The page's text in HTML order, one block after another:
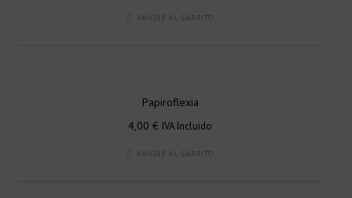
AÑADIR AL CARRITO
Papiroflexia
4,00 € IVA Incluido
AÑADIR AL CARRITO